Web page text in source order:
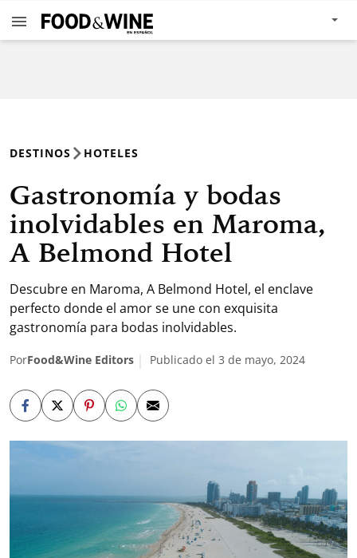
DESTINOS HOTELES
Gastronomía y bodas
inolvidables en Maroma,
A Belmond Hotel
Descubre en Maroma, A Belmond Hotel, el enclave
perfecto donde el amor se une con exquisita
gastronomía para bodas inolvidables.
PorFood&Wine Editors Publicado el 3 de mayo, 2024